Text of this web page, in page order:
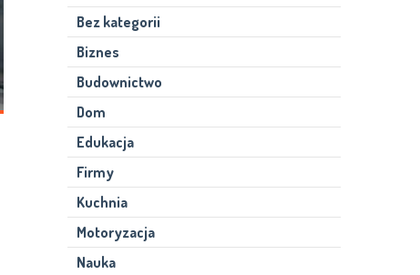
Bez kategorii
Biznes
Budownictwo
Dom
Edukacja
Firmy
Kuchnia
Motoryzacja
Nauka